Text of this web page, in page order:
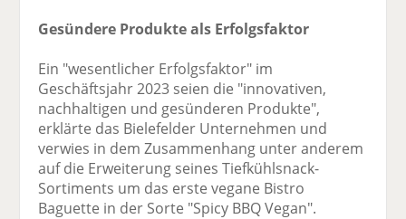
Gesündere Produkte als Erfolgsfaktor
Ein "wesentlicher Erfolgsfaktor" im
Geschäftsjahr 2023 seien die "innovativen,
nachhaltigen und gesünderen Produkte",
erklärte das Bielefelder Unternehmen und
verwies in dem Zusammenhang unter anderem
auf die Erweiterung seines Tiefkühlsnack-
Sortiments um das erste vegane Bistro
Baguette in der Sorte "Spicy BBQ Vegan".